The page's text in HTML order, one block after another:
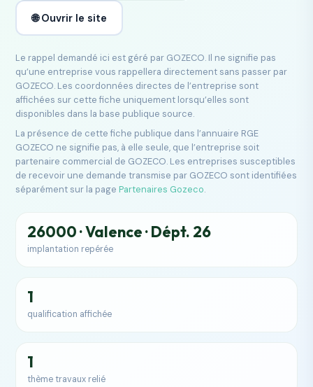
🌐 Ouvrir le site
Le rappel demandé ici est géré par GOZECO. Il ne signifie pas
qu’une entreprise vous rappellera directement sans passer par
GOZECO. Les coordonnées directes de l’entreprise sont
affichées sur cette fiche uniquement lorsqu’elles sont
disponibles dans la base publique source.
La présence de cette fiche publique dans l’annuaire RGE
GOZECO ne signifie pas, à elle seule, que l’entreprise soit
partenaire commercial de GOZECO. Les entreprises susceptibles
de recevoir une demande transmise par GOZECO sont identifiées
séparément sur la pagePartenaires Gozeco.
26000 · Valence · Dépt. 26
implantation repérée
1
qualification affichée
1
thème travaux relié